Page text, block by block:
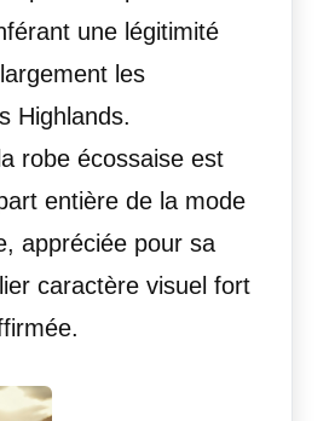
une légitimité
les
Highlands.
robe écossaise est
entière de la mode
appréciée pour sa
caractère visuel fort